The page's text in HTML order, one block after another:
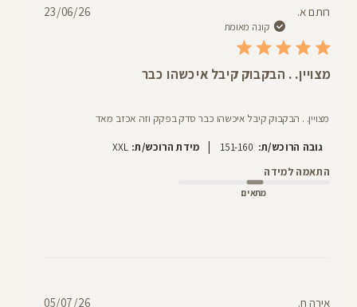
רותם א.
קונה מאומת
מצויין. . הבקבוק קיבל איכשהו כבר
מצויין. . הבקבוק קיבל איכשהו כבר סדק בפקק וזה אכזב מאד
גובה הרוכש/ת: 151-160
| מידת הרוכש/ת: XXL
התאמה למידה
מתאים
23/06/26
אירה ח. תאריך05/07/26